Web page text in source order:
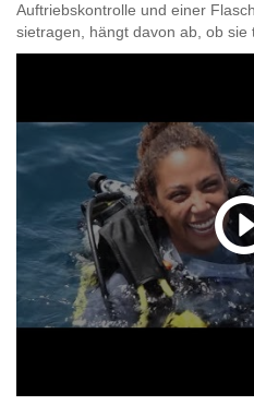
Auftriebskontrolle und einer
sietragen, hängt davon ab, ob sie